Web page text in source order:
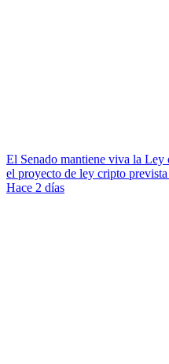
El Senado mantiene viva la
el proyecto de ley cripto
Hace 2 días